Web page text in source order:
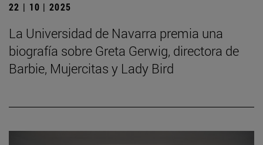
22 | 10 | 2025
La Universidad de Navarra premia una
biografía sobre Greta Gerwig, directora de
Barbie, Mujercitas y Lady Bird